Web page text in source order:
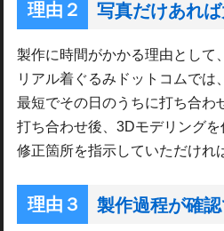
写真だけあれ
製作に時間がかかる理由として
リアル着ぐるみドットコムで
最短でその日のうちに打ち合わ
打ち合わせ後、3Dモデリング
修正箇所を指示していただけれ
製作過程が確